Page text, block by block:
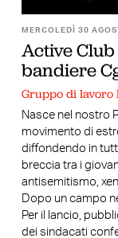
MERCOLEDÌ 30
Active
bandiere
Gruppo di lavoro
Nasce nel nostro
movimento di
diffondendo in
breccia tra i
antisemitismo,
Dopo un campo
Per il lancio,
dei sindacati